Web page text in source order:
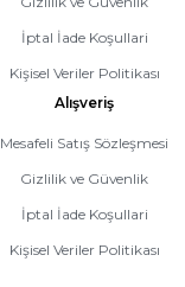
İptal İade Koşullari
Kişisel Veriler Politikası
Alışveriş
Mesafeli Satış Sözleşmesi
Gizlilik ve Güvenlik
İptal İade Koşullari
Kişisel Veriler Politikası